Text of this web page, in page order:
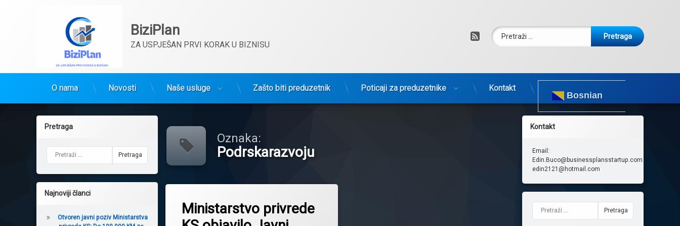
BiziPlan
ZA USPJEŠAN PRVI KORAK U BIZNISU
RSSPretraga:
O nama Novosti Naše usluge Zašto biti preduzetnik Poticaji za preduzetnike Kontakt
Bosnian
Oznaka:
Podrskarazvoju
Ministarstvo privrede
Podrskarazvoju
Pretraga
Najnoviji članci
Otvoren javni poziv Ministarstva
Kontakt
Email:
Edin.Buco@businessplansstartup.com
edin2121@hotmail.com